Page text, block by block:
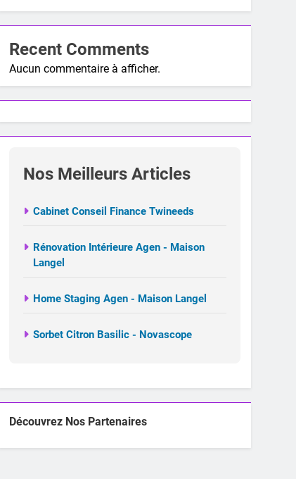
Recent Comments
Aucun commentaire à afficher.
Nos Meilleurs Articles
Cabinet Conseil Finance Twineeds
Rénovation Intérieure Agen - Maison
Langel
Home Staging Agen - Maison Langel
Sorbet Citron Basilic - Novascope
Découvrez Nos Partenaires